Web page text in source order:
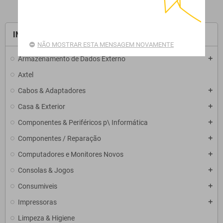
INÍCIO
Armazenamento de Dados Externo add
Axtel
Cabos & Adaptadores
add
Casa & Exterior add
Componentes & Periféricos p\ Informática add
Componentes / Reparação add
Computadores e Monitores Novos add
Consolas & Jogos add
Consumiveis add
Impressoras add
Limpeza & Higiene
NÃO MOSTRAR ESTA MENSAGEM NOVAMENTE